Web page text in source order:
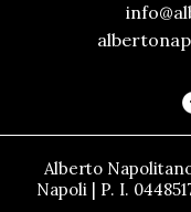
Alberto
Napoli | P. I.